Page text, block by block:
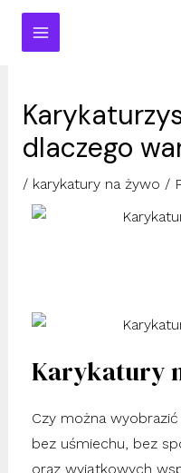
PrzejdźMAIN
MENU
dlaczego
/ karykatury na żywo /
Karykatury
Czy można
bez uśmiechu, bez
oraz wyjątkowych